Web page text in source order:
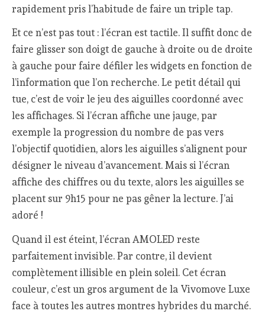
rapidement pris l’habitude de faire un triple tap.
Et ce n’est pas tout : l’écran est tactile. Il suffit donc de
faire glisser son doigt de gauche à droite ou de droite
à gauche pour faire défiler les widgets en fonction de
l’information que l’on recherche. Le petit détail qui
tue, c’est de voir le jeu des aiguilles coordonné avec
les affichages. Si l’écran affiche une jauge, par
exemple la progression du nombre de pas vers
l’objectif quotidien, alors les aiguilles s’alignent pour
désigner le niveau d’avancement. Mais si l’écran
affiche des chiffres ou du texte, alors les aiguilles se
placent sur 9h15 pour ne pas gêner la lecture. J’ai
adoré !
Quand il est éteint, l’écran AMOLED reste
parfaitement invisible. Par contre, il devient
complètement illisible en plein soleil. Cet écran
couleur, c’est un gros argument de la Vivomove Luxe
face à toutes les autres montres hybrides du marché.